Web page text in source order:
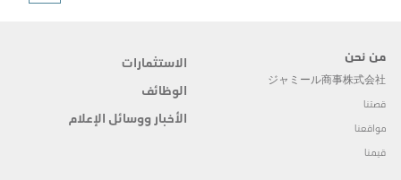
من نحن
ジャミール商事株式会社
قصتنا
مواقعنا
قيمنا
الاستثمارات
الوظائف
الأخبار ووسائل الإعلام